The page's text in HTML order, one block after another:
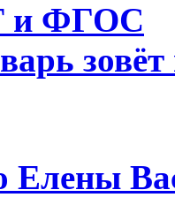
и ФГОС
зовёт
Елены